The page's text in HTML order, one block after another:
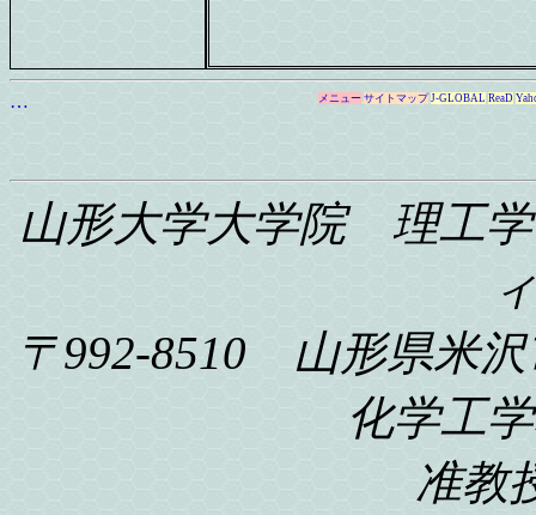
… メニュー サイトマップ J-GLOBAL ReaD
山形大学大学院 理工
〒992-8510 山形県米沢
化学工
准教